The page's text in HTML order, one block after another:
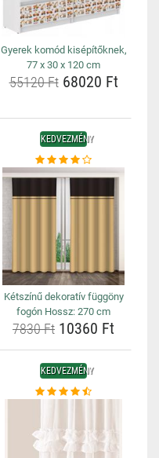
Gyerek komód kisépítőknek,
77 x 30 x 120 cm
55120 Ft68020 Ft
KEDVEZMÉNY
Kétszínű dekoratív függöny
fogón Hossz: 270 cm
7830 Ft 10360 Ft
KEDVEZMÉNY